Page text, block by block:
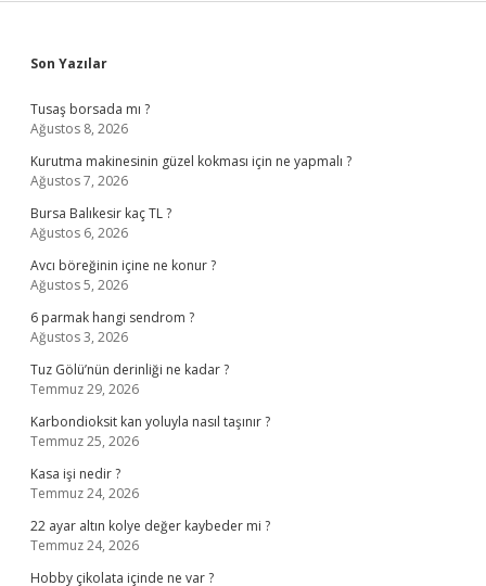
Sidebar
Son Yazılar
Tusaş borsada mı ?
Ağustos 8, 2026
Kurutma makinesinin güzel kokması için ne yapmalı ?
Ağustos 7, 2026
Bursa Balıkesir kaç TL ?
Ağustos 6, 2026
Avcı böreğinin içine ne konur ?
Ağustos 5, 2026
6 parmak hangi sendrom ?
Ağustos 3, 2026
Tuz Gölü’nün derinliği ne kadar ?
Temmuz 29, 2026
Karbondioksit kan yoluyla nasıl taşınır ?
Temmuz 25, 2026
Kasa işi nedir ?
Temmuz 24, 2026
22 ayar altın kolye değer kaybeder mi ?
Temmuz 24, 2026
Hobby çikolata içinde ne var ?